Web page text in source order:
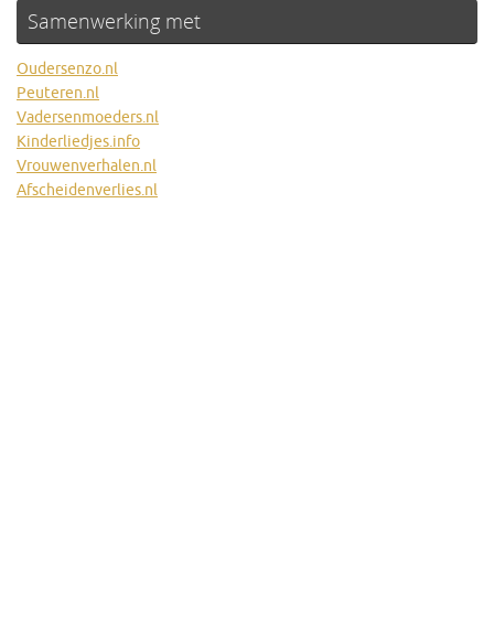
Samenwerking met
Oudersenzo.nl
Peuteren.nl
Vadersenmoeders.nl
Kinderliedjes.info
Vrouwenverhalen.nl
Afscheidenverlies.nl